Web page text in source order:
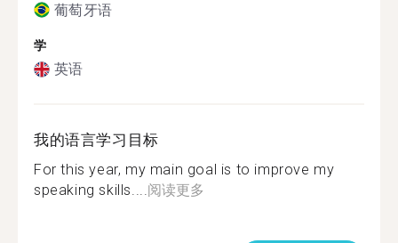
葡萄牙语
学
英语
我的语言学习目标
For this year, my main goal is to improve my
speaking skills....阅读更多